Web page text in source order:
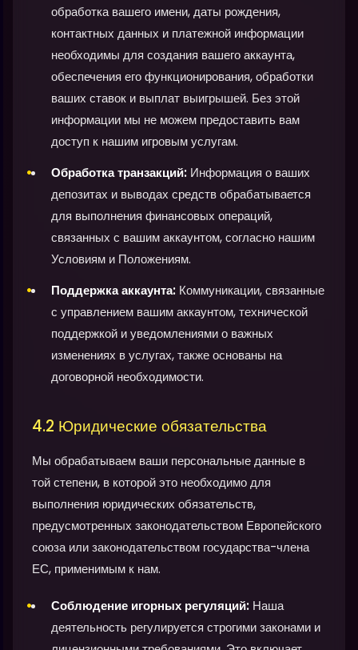
обработка вашего имени, даты рождения,
контактных данных и платежной информации
необходимы для создания вашего аккаунта,
обеспечения его функционирования, обработки
ваших ставок и выплат выигрышей. Без этой
информации мы не можем предоставить вам
доступ к нашим игровым услугам.
Обработка транзакций: Информация о ваших
депозитах и выводах средств обрабатывается
для выполнения финансовых операций,
связанных с вашим аккаунтом, согласно нашим
Условиям и Положениям.
Поддержка аккаунта: Коммуникации, связанные
с управлением вашим аккаунтом, технической
поддержкой и уведомлениями о важных
изменениях в услугах, также основаны на
договорной необходимости.
4.2 Юридические обязательства
Мы обрабатываем ваши персональные данные в
той степени, в которой это необходимо для
выполнения юридических обязательств,
предусмотренных законодательством Европейского
союза или законодательством государства-члена
ЕС, применимым к нам.
Соблюдение игорных регуляций: Наша
деятельность регулируется строгими законами и